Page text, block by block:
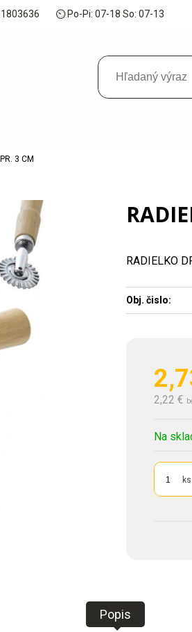
⏲ Po-Pi: 07-18 So: 07-13
3 CM
2,22 €
Na
ks
RADIELKO
Obj. čislo:
Popis